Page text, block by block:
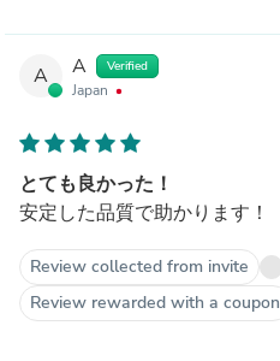
A A Verified
Japan
とても良かった！
安定した品質で助かります！
Review collected from invite
Review rewarded with a coupon